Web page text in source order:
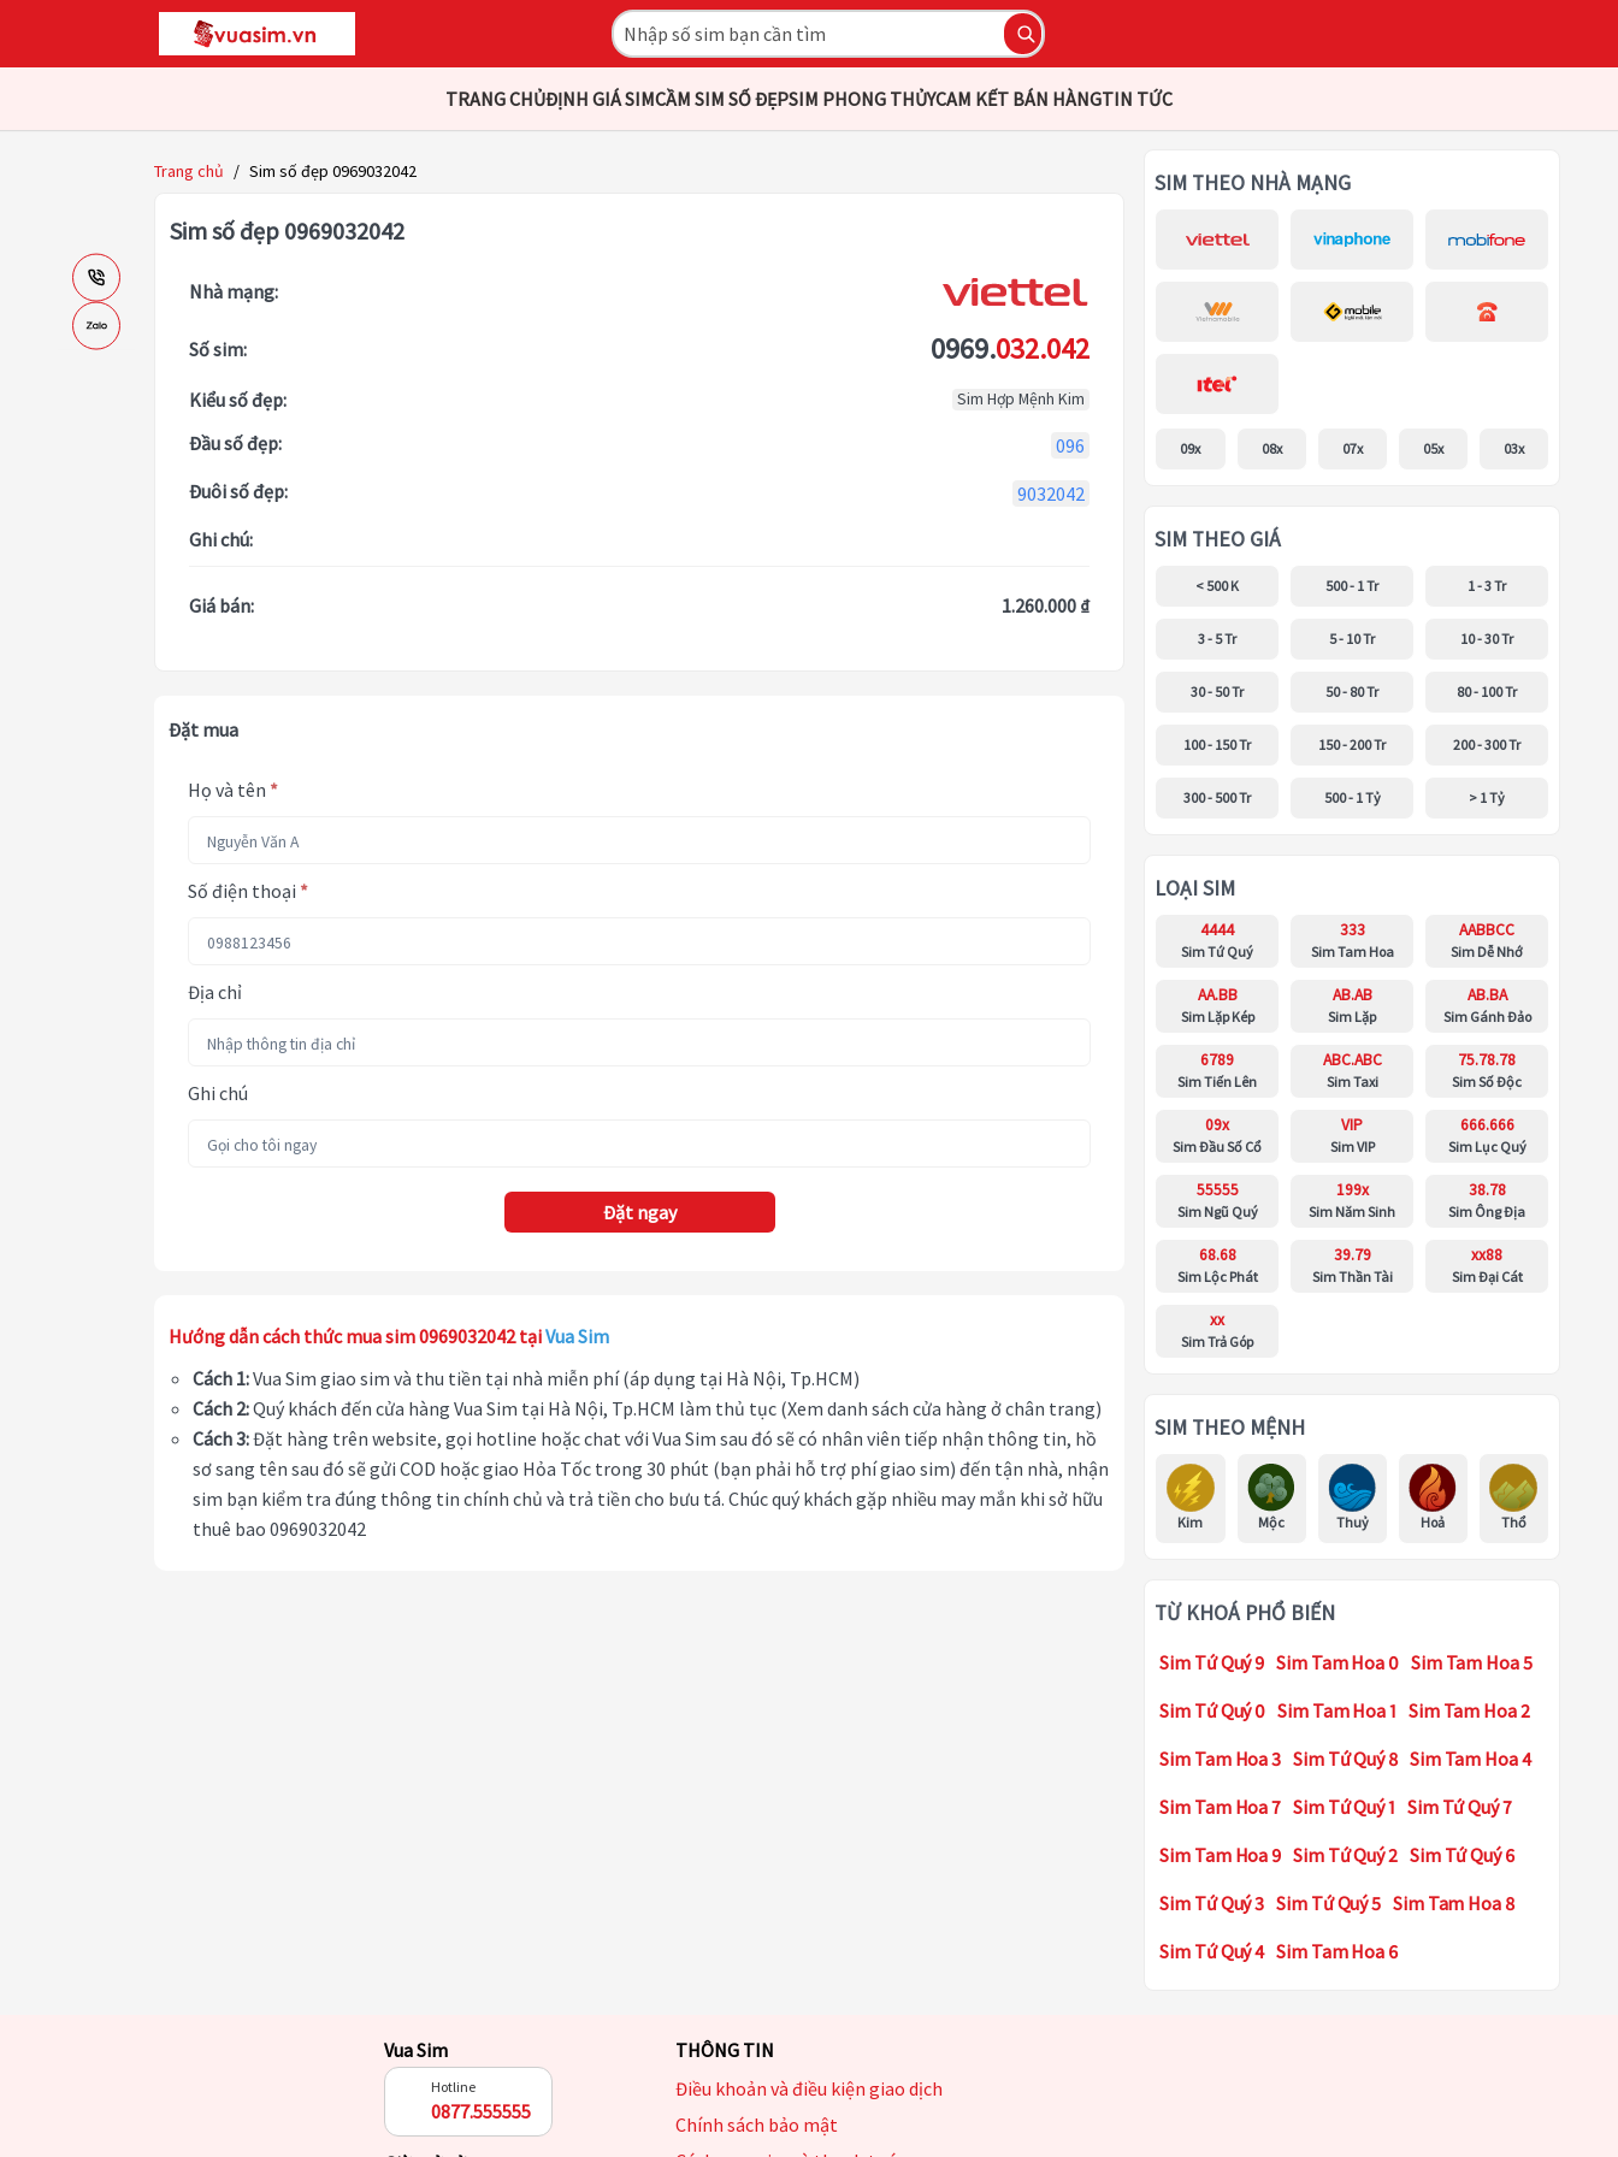
TRANG CHỦĐỊNH GIÁ SIMCẦM SIM SỐ ĐẸPSIM PHONG THỦYCAM KẾT BÁN HÀNGTIN TỨC
Trang chủ / Sim số đẹp 0969032042
Sim số đẹp 0969032042
Nhà mạng:
Số sim: 0969.032.042
Kiểu số đẹp: Sim Hợp Mệnh Kim
Đầu số đẹp:
096
Đuôi số đẹp:
9032042
Ghi chú:
Giá bán: 1.260.000 ₫
Đặt mua
Họ và tên *
Số điện thoại *
Địa chỉ
Ghi chú
Đặt ngay
Hướng dẫn cách thức mua sim 0969032042 tạiVua Sim
Cách 1:Vua Sim giao sim và thu tiền tại nhà miễn phí (áp dụng tại Hà Nội, Tp.HCM)
Cách 2:Quý khách đến cửa hàng Vua Sim tại Hà Nội, Tp.HCM làm thủ tục (Xem danh sách cửa hàng ở chân trang)
Cách 3:Đặt hàng trên website, gọi hotline hoặc chat với Vua Sim sau đó sẽ có nhân viên tiếp nhận thông tin, hồ
sơ sang tên sau đó sẽ gửi COD hoặc giao Hỏa Tốc trong 30 phút (bạn phải hỗ trợ phí giao sim) đến tận nhà, nhận
sim bạn kiểm tra đúng thông tin chính chủ và trả tiền cho bưu tá. Chúc quý khách gặp nhiều may mắn khi sở hữu
thuê bao 0969032042
SIM THEO NHÀ MẠNG
09x 08x 07x 05x 03x
SIM THEO GIÁ
< 500 K 500 - 1 Tr 1 - 3 Tr
3 - 5 Tr 5 - 10 Tr 10 - 30 Tr
30 - 50 Tr 50 - 80 Tr 80 - 100 Tr
100 - 150 Tr 150 - 200 Tr 200 - 300 Tr
300 - 500 Tr 500 - 1 Tỷ > 1 Tỷ
LOẠI SIM
4444
Sim Tứ Quý
333
Sim Tam Hoa
AABBCC
Sim Dễ Nhớ
AA.BB
Sim Lặp Kép
AB.AB
Sim Lặp
AB.BA
Sim Gánh Đảo
6789
Sim Tiến Lên
ABC.ABC
Sim Taxi
75.78.78
Sim Số Độc
09x
Sim Đầu Số Cổ
VIP
Sim VIP
666.666
Sim Lục Quý
55555
Sim Ngũ Quý
199x
Sim Năm Sinh
38.78
Sim Ông Địa
68.68
Sim Lộc Phát
39.79
Sim Thần Tài
xx88
Sim Đại Cát
xx
Sim Trả Góp
SIM THEO MỆNH
Kim Mộc Thuỷ Hoả Thổ
TỪ KHOÁ PHỔ BIẾN
Sim Tứ Quý 9 Sim Tam Hoa 0 Sim Tam Hoa 5
Sim Tứ Quý 0 Sim Tam Hoa 1 Sim Tam Hoa 2
Sim Tam Hoa 3 Sim Tứ Quý 8 Sim Tam Hoa 4
Sim Tam Hoa 7 Sim Tứ Quý 1 Sim Tứ Quý 7
Sim Tam Hoa 9 Sim Tứ Quý 2 Sim Tứ Quý 6
Sim Tứ Quý 3 Sim Tứ Quý 5 Sim Tam Hoa 8
Sim Tứ Quý 4 Sim Tam Hoa 6
Vua Sim
Hotline
0877.555555
THÔNG TIN
Điều khoản và điều kiện giao dịch
Chính sách bảo mật